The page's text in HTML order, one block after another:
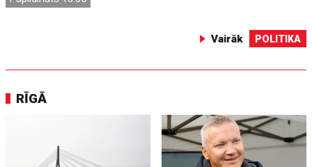
Vairāk POLITIKA
RĪGĀ